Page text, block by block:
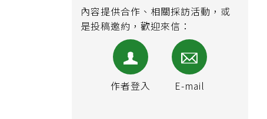
內容提供合作、相關採訪活動，或
是投稿邀約，歡迎來信：
作者登入 E-mail